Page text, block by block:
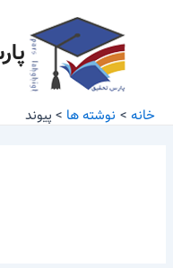
خانه نوشته ها پیوند